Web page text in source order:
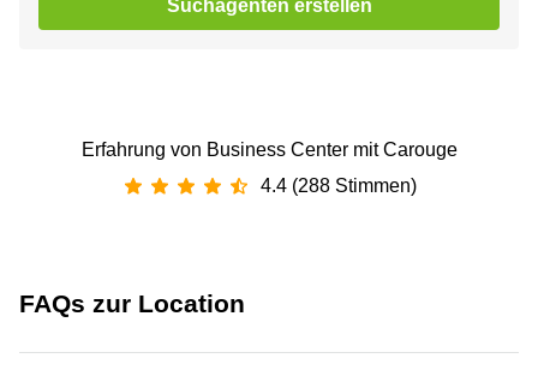
Suchagenten erstellen
Erfahrung von Business Center mit Carouge
4.4 (288 Stimmen)
FAQs zur Location